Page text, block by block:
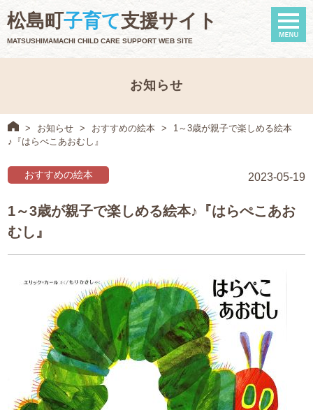
松島町子育て支援サイト
MATSUSHIMAMACHI CHILD CARE SUPPORT WEB SITE
お知らせ
> お知らせ > おすすめの絵本 >
1～3歳が親子で楽しめる絵本
♪『はらぺこあおむし』
2023-05-19
おすすめの絵本
1～3歳が親子で楽しめる絵本♪『はらぺこあお
むし』